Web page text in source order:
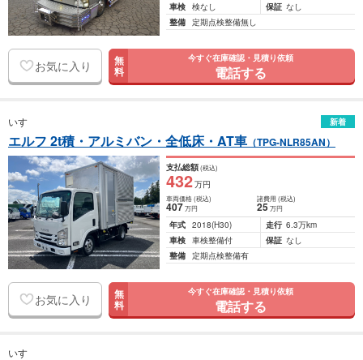
車検 検なし 保証 なし
整備 定期点検整備無し
お気に入り 無
料
今すぐ在庫確認・見積り依頼
電話する
いすゞ 新着
エルフ 2t積・アルミバン・全低床・AT車 （TPG-NLR85AN）
支払総額(税込)
432万円
車両価格(税込)
407万円
諸費用 (税込)
25 万円
年式 2018(H30) 走行 6.3万km
車検 車検整備付 保証 なし
整備 定期点検整備有
お気に入り 無
料
今すぐ在庫確認・見積り依頼
電話する
いすゞ